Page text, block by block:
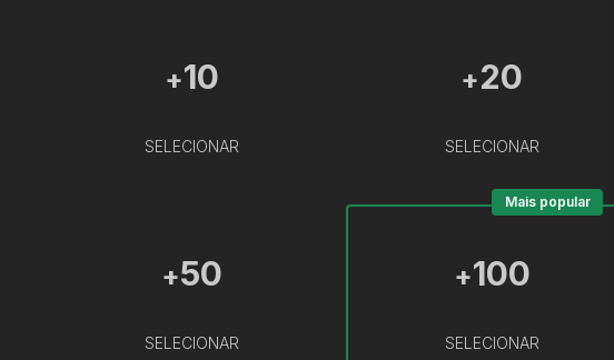
+10
SELECIONAR
+20
SELECIONAR
+50
SELECIONAR
+100
SELECIONAR
Mais popular